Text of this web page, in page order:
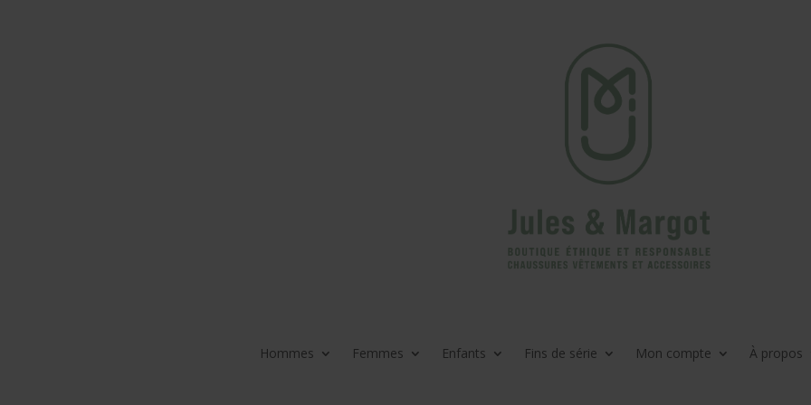
Hommes Femmes Enfants Fins de série Mon compte À propos